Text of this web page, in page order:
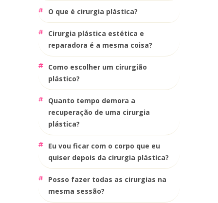
o que é cirurgia plástica?
cirurgia plástica estética e
reparadora é a mesma coisa?
como escolher um cirurgião
plástico?
quanto tempo demora a
recuperação de uma cirurgia
plástica?
eu vou ficar com o corpo que eu
quiser depois da cirurgia plástica?
posso fazer todas as cirurgias na
mesma sessão?